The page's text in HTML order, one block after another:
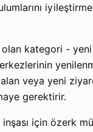
kategori -
veya yeni
gerektirir.
için özerk